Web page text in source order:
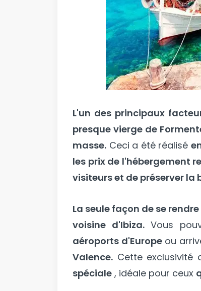
L'un des principaux
presque vierge de
masse. Ceci a été réalisé
les prix de l'hébergement
visiteurs et de préserver la
La seule façon de se
voisine d'Ibiza.Vous
aéroports d'Europeou
Valence. Cette exclusivité
spéciale , idéale pour ceux